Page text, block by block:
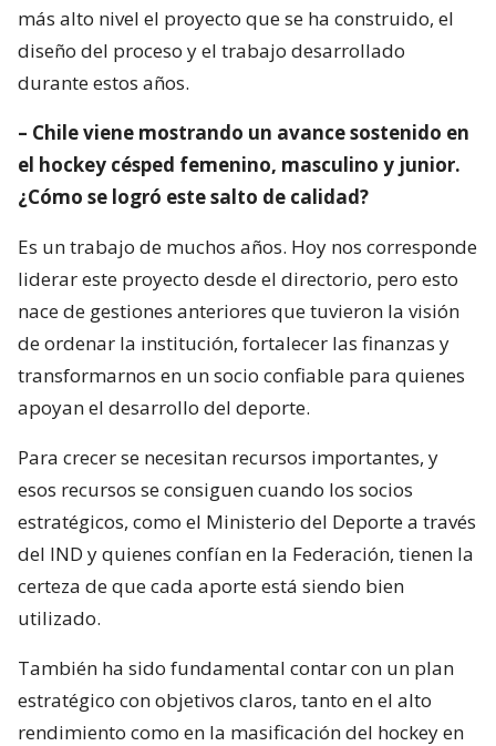
más alto nivel el proyecto que se ha construido, el
diseño del proceso y el trabajo desarrollado
durante estos años.
– Chile viene mostrando un avance sostenido en
el hockey césped femenino, masculino y junior.
¿Cómo se logró este salto de calidad?
Es un trabajo de muchos años. Hoy nos corresponde
liderar este proyecto desde el directorio, pero esto
nace de gestiones anteriores que tuvieron la visión
de ordenar la institución, fortalecer las finanzas y
transformarnos en un socio confiable para quienes
apoyan el desarrollo del deporte.
Para crecer se necesitan recursos importantes, y
esos recursos se consiguen cuando los socios
estratégicos, como el Ministerio del Deporte a través
del IND y quienes confían en la Federación, tienen la
certeza de que cada aporte está siendo bien
utilizado.
También ha sido fundamental contar con un plan
estratégico con objetivos claros, tanto en el alto
rendimiento como en la masificación del hockey en